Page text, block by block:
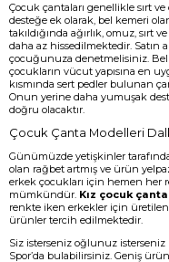
Çocuk çantaları genellikle sırt
desteğe ek olarak, bel kemeri
takıldığında ağırlık, omuz, sırt
daha az hissedilmektedir. Satın
çocuğunuza denetmelisiniz. Bel
çocukların vücut yapısına en
kısmında sert pedler bulunan
Onun yerine daha yumuşak
doğru olacaktır.
Çocuk Çanta Modelleri
Günümüzde yetişkinler
olan rağbet artmış ve ürün
erkek çocukları için hemen her
mümkündür. Kız çocuk
renkte iken erkekler için
ürünler tercih edilmektedir.
Siz isterseniz oğlunuz isterseniz
Spor’da bulabilirsiniz. Geniş